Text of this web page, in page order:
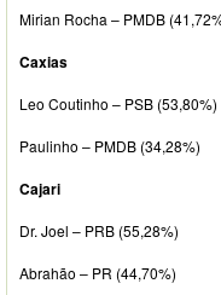
Mirian Rocha – PMDB
Caxias
Leo Coutinho – PSB (53,80%)
Paulinho – PMDB (34,28%)
Cajari
Dr. Joel – PRB (55,28%)
Abrahão – PR (44,70%)